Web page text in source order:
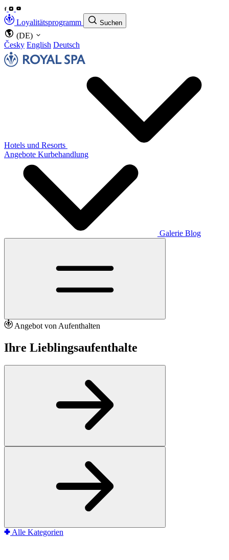
Loyalitätsprogramm Suchen
(DE)
Česky English Deutsch
Hotels und Resorts
Angebote Kurbehandlung
Galerie Blog
Angebot von Aufenthalten
Ihre Lieblingsaufenthalte
Alle Kategorien